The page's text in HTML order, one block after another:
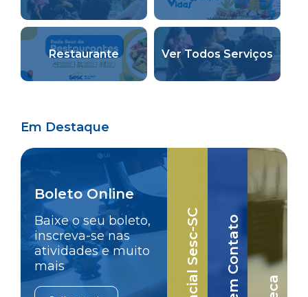
Restaurante Ver Todos Serviços
Em Destaque
Boleto Online
Baixe o seu boleto,
inscreva-se nas
atividades e muito
mais